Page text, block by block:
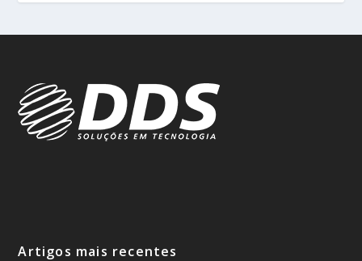
Artigos mais recentes